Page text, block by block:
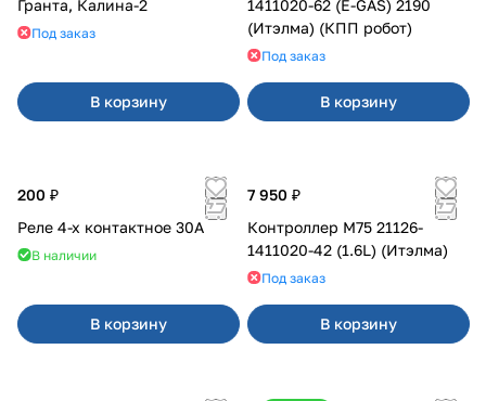
Гранта, Калина-2
Под заказ
В корзину
1411020-62 (E-GAS) 2190
(Итэлма) (КПП робот)
Под заказ
В корзину
200 ₽
Реле 4-х контактное 30А
В наличии
В корзину
7 950 ₽
Контроллер М75 21126-
1411020-42 (1.6L) (Итэлма)
Под заказ
В корзину